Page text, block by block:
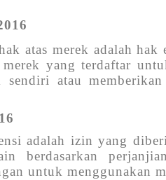
atas merek adalah
yang terdaftar
sendiri atau
adalah izin yang
berdasarkan
untuk menggunakan